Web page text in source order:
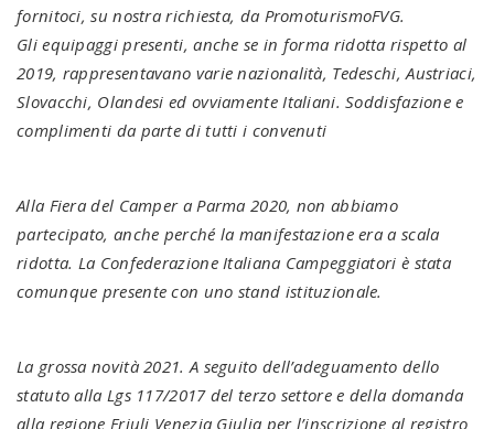
fornitoci, su nostra richiesta, da PromoturismoFVG.
Gli equipaggi presenti, anche se in forma ridotta rispetto al
2019, rappresentavano varie nazionalità, Tedeschi, Austriaci,
Slovacchi, Olandesi ed ovviamente Italiani. Soddisfazione e
complimenti da parte di tutti i convenuti
Alla Fiera del Camper a Parma 2020, non abbiamo
partecipato, anche perché la manifestazione era a scala
ridotta. La Confederazione Italiana Campeggiatori è stata
comunque presente con uno stand istituzionale.
La grossa novità 2021. A seguito dell’adeguamento dello
statuto alla Lgs 117/2017 del terzo settore e della domanda
alla regione Friuli Venezia Giulia per l’inscrizione al registro